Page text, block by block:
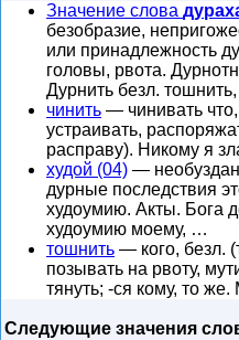
Значение слова
безобразие,
или принадлежность
головы, рвота.
Дурнить безл.
чинить — чинивать что,
устраивать,
расправу). Никому я
худой (04) —
дурные последствия
худоумию. Акты. Бога
худоумию моему, …
тошнить — кого, безл.
позывать на рвоту,
тянуть; -ся кому, то
Следующие значения